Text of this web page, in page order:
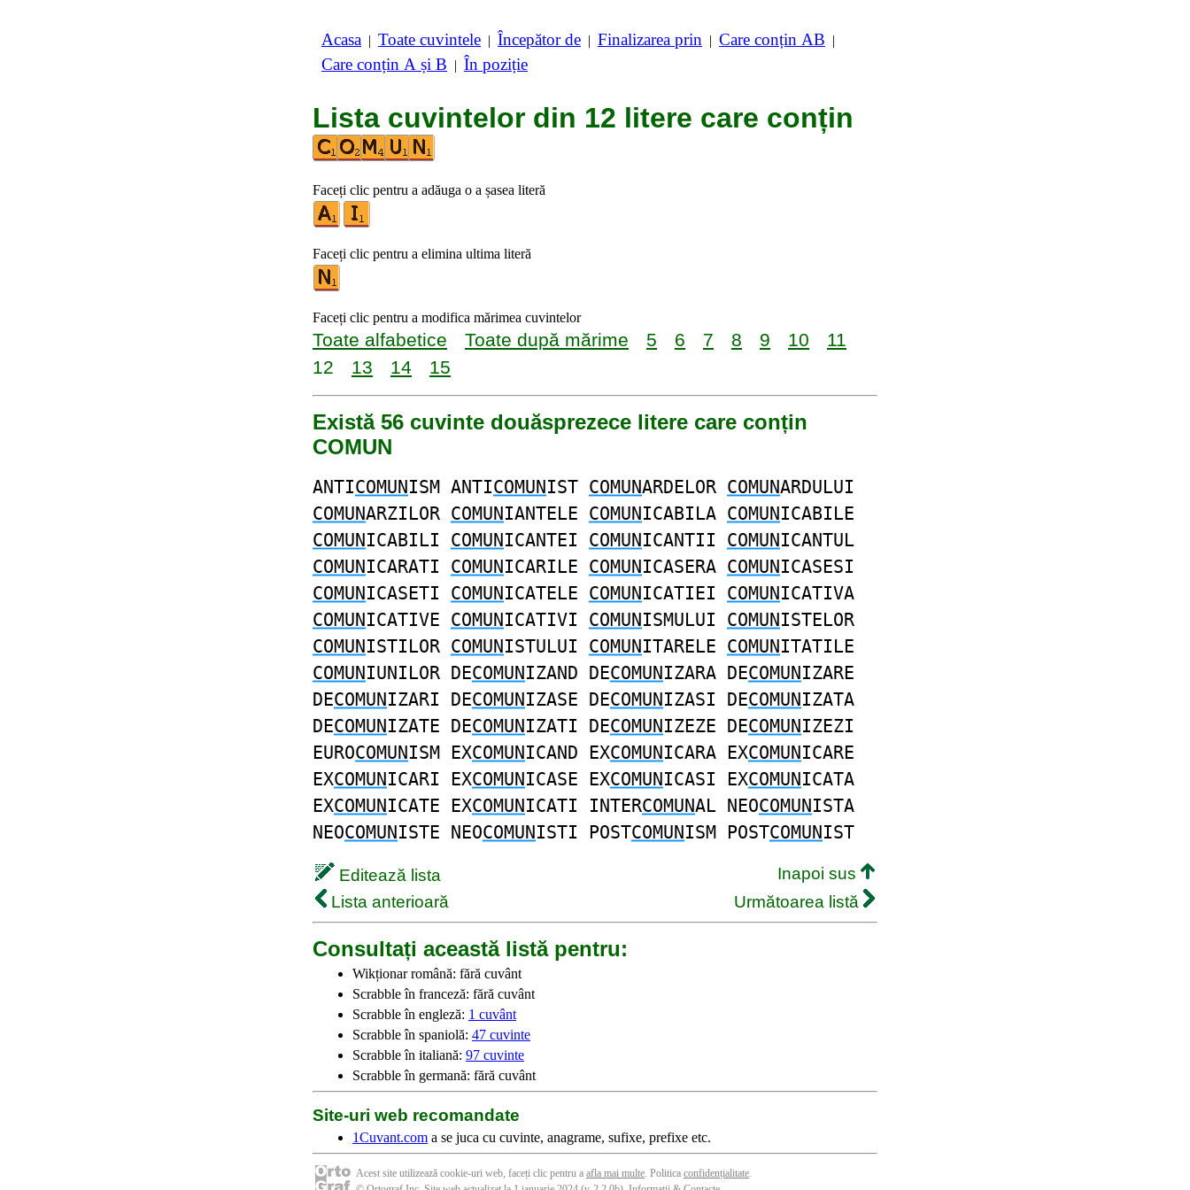
Acasa | Toate cuvintele | Începător de | Finalizarea prin | Care conțin AB |
Care conțin A și B | În poziție
Lista cuvintelor din 12 litere care conțin
Faceți clic pentru a adăuga o a șasea literă
Faceți clic pentru a elimina ultima literă
Faceți clic pentru a modifica mărimea cuvintelor
Toate alfabetice Toate după mărime 5 6 7 8 9 10
11
12
13 14 15
Există 56 cuvinte douăsprezece litere care conțin
COMUN
ANTICOMUNISM ANTICOMUNIST COMUNARDELOR COMUNARDULUI
COMUNARZILOR COMUNIANTELE COMUNICABILA COMUNICABILE
COMUNICABILI COMUNICANTEI COMUNICANTII COMUNICANTUL
COMUNICARATI COMUNICARILE COMUNICASERA COMUNICASESI
COMUNICASETI COMUNICATELE COMUNICATIEI COMUNICATIVA
COMUNICATIVE COMUNICATIVI COMUNISMULUI COMUNISTELOR
COMUNISTILOR COMUNISTULUI COMUNITARELE COMUNITATILE
COMUNIUNILOR DECOMUNIZAND DECOMUNIZARA DECOMUNIZARE
DECOMUNIZARI DECOMUNIZASE DECOMUNIZASI DECOMUNIZATA
DECOMUNIZATE DECOMUNIZATI DECOMUNIZEZE DECOMUNIZEZI
EUROCOMUNISM EXCOMUNICAND EXCOMUNICARA EXCOMUNICARE
EXCOMUNICARI EXCOMUNICASE EXCOMUNICASI EXCOMUNICATA
EXCOMUNICATE EXCOMUNICATI INTERCOMUNAL NEOCOMUNISTA
NEOCOMUNISTE NEOCOMUNISTI POSTCOMUNISM POSTCOMUNIST
Editează lista
Inapoi sus
Lista anterioară
Următoarea listă
Consultați această listă pentru:
Wikționar română: fără cuvânt
Scrabble în franceză: fără cuvânt
Scrabble în engleză: 1 cuvânt
Scrabble în spaniolă: 47 cuvinte
Scrabble în italiană: 97 cuvinte
Scrabble în germană: fără cuvânt
Site-uri web recomandate
1Cuvant.com a se juca cu cuvinte, anagrame, sufixe, prefixe etc.
Acest site utilizează cookie-uri web, faceți clic pentru a afla mai multe. Politica confidențialitate.